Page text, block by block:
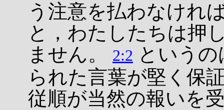
う注意を払わなけれ
と，わたしたちは押
ません。
2:2 という
られた言葉が堅く保
従順が当然の報いを